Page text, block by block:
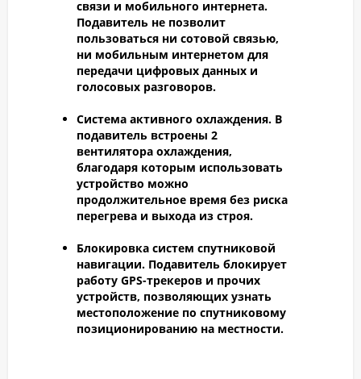
связи и мобильного интернета.
Подавитель не позволит
пользоваться ни сотовой связью,
ни мобильным интернетом для
передачи цифровых данных и
голосовых разговоров.
Система активного охлаждения. В
подавитель встроены 2
вентилятора охлаждения,
благодаря которым использовать
устройство можно
продолжительное время без риска
перегрева и выхода из строя.
Блокировка систем спутниковой
навигации. Подавитель блокирует
работу GPS-трекеров и прочих
устройств, позволяющих узнать
местоположение по спутниковому
позиционированию на местности.